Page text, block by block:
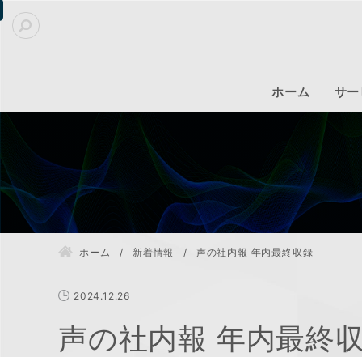
ホーム サ
ホーム 新着情報 声の社内報 年内最終収録
2024.12.26
声の社内報 年内最終